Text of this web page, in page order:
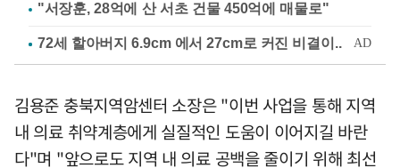
"서장훈, 28억에 산 서초 건물 450억에 매물로"
김용준 충북지역암센터 소장은 "이번 사업을 통해 지역
내 의료 취약계층에게 실질적인 도움이 이어지길 바란
다"며 "앞으로도 지역 내 의료 공백을 줄이기 위해 최선